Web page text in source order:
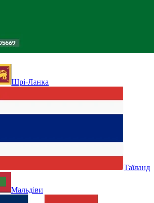
Шрі-Ланка
Таїланд
Мальдіви